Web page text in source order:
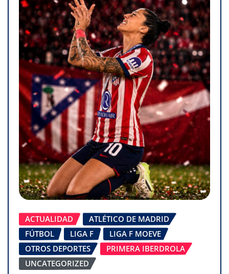
ACTUALIDAD
ATLÉTICO DE MADRID
FÚTBOL
LIGA F
LIGA F MOEVE
OTROS DEPORTES
PRIMERA IBERDROLA
UNCATEGORIZED